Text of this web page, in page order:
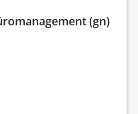
(gn)